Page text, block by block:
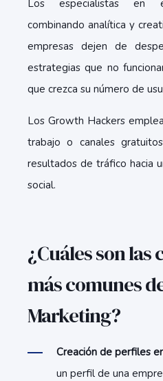
Los especialistas en
combinando analítica y
empresas dejen de
estrategias que no
que crezca su número de
Los Growth Hackers
trabajo o canales
resultados de tráfico hacia
social.
¿Cuáles son
más comunes
Marketing?
Creación de perfiles
un perfil de una